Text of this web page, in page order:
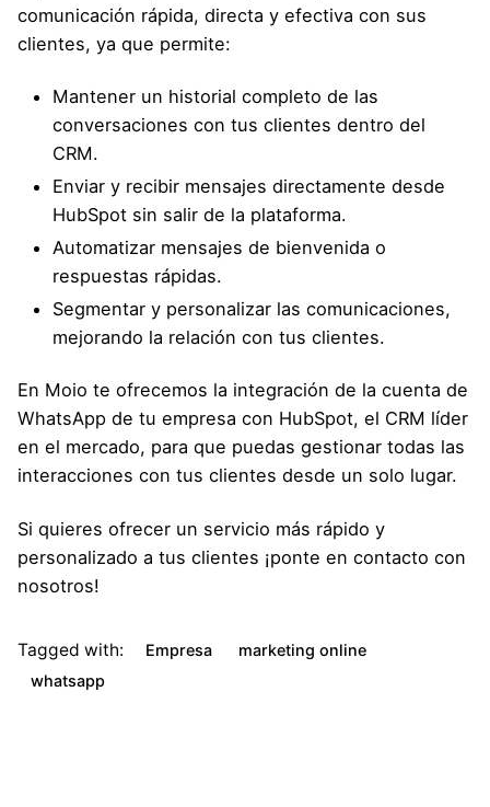
comunicación rápida, directa y efectiva con sus
clientes, ya que permite:
Mantener un historial completo de las
conversaciones con tus clientes dentro del
CRM.
Enviar y recibir mensajes directamente desde
HubSpot sin salir de la plataforma.
Automatizar mensajes de bienvenida o
respuestas rápidas.
Segmentar y personalizar las comunicaciones,
mejorando la relación con tus clientes.
En Moio te ofrecemos la integración de la cuenta de
WhatsApp de tu empresa con HubSpot, el CRM líder
en el mercado, para que puedas gestionar todas las
interacciones con tus clientes desde un solo lugar.
Si quieres ofrecer un servicio más rápido y
personalizado a tus clientes ¡ponte en contacto con
nosotros!
Tagged with: Empresa
marketing online
whatsapp